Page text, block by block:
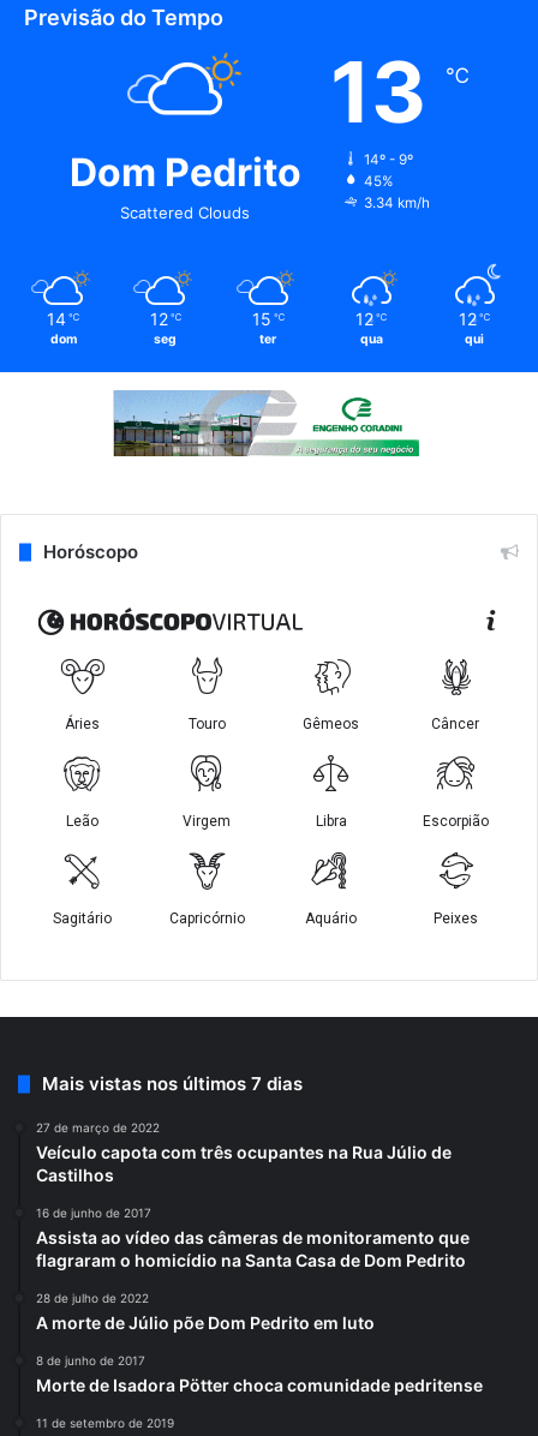
Previsão do Tempo
Dom Pedrito
Scattered Clouds
13 ℃
14º - 9º
45%
3.34 km/h
14 ℃
dom
12 ℃
seg
15 ℃
ter
12 ℃
qua
12 ℃
qui
Horóscopo
Mais vistas nos últimos 7 dias
27 de março de 2022
Veículo capota com três ocupantes na Rua Júlio de
Castilhos
16 de junho de 2017
Assista ao vídeo das câmeras de monitoramento que
flagraram o homicídio na Santa Casa de Dom Pedrito
28 de julho de 2022
A morte de Júlio põe Dom Pedrito em luto
8 de junho de 2017
Morte de Isadora Pötter choca comunidade pedritense
11 de setembro de 2019